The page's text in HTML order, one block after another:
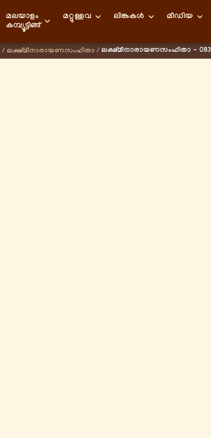
മലയാളം
കമ്പ്യൂട്ടിങ്ങ്
മറ്റുള്ളവ ലിങ്കുകള്‍ മീഡിയ
/ ലക്ഷ്മീനാരായണസംഹിതാ / ലക്ഷ്മീനാരായണസംഹിതാ - 083